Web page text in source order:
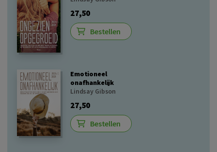
27,50
Bestellen
Emotioneel
onafhankelijk
Lindsay Gibson
27,50
Bestellen